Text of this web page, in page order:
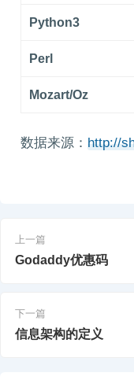
Python3
Perl
Mozart/Oz
数据来源： http://
上一篇
Godaddy优惠码
下一篇
信息架构的定义